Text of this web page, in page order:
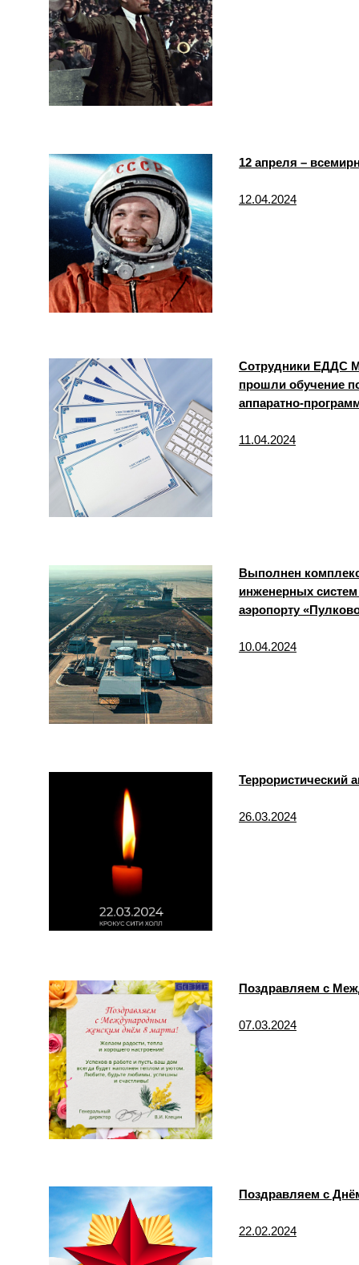
12 апреля –
12.04.2024
Поздравляем с
22.02.2024
Поздравляем с
07.03.2024
Террористический
26.03.2024
Выполнен
инженерных
аэропорту
10.04.2024
Сотрудники ЕДДС
прошли обучение
аппаратно-
11.04.2024